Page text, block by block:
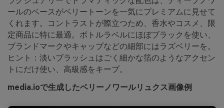
ールのベースがベリートーンを一気にプレミアムに見せて
くれます。コントラストが際立つため、香水やコスメ、限
定商品に特に最適。ボトルラベルにほぼブラックを使い、
ブランドマークやキャップなどの細部にはラズベリーを。
ヒント：淡いブラッシュはごく細かな箔のようなアクセン
トにだけ使い、高級感をキープ。
media.ioで生成したベリーノワールリュクス画像例